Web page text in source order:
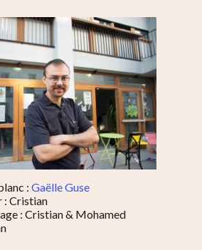
: Gaëlle Guse
: Cristian
: Cristian & Mohamed